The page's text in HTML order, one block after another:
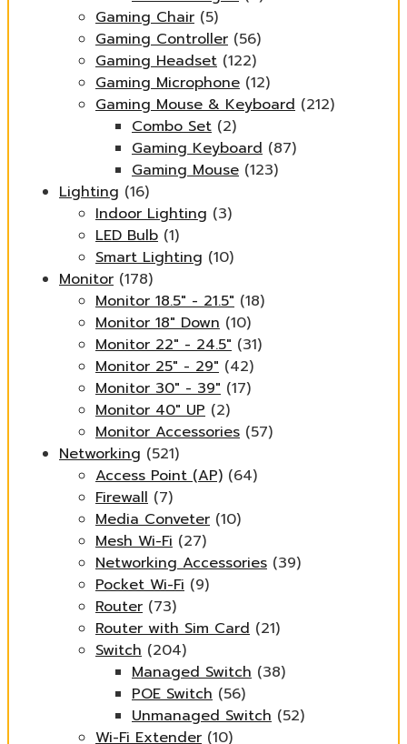
Gaming Chair (5)
Gaming Controller (56)
Gaming Headset (122)
Gaming Microphone (12)
Gaming Mouse & Keyboard (212)
Combo Set (2)
Gaming Keyboard (87)
Gaming Mouse (123)
Lighting (16)
Indoor Lighting (3)
LED Bulb (1)
Smart Lighting (10)
Monitor (178)
Monitor 18.5" - 21.5" (18)
Monitor 18" Down (10)
Monitor 22" - 24.5" (31)
Monitor 25" - 29" (42)
Monitor 30" - 39" (17)
Monitor 40" UP (2)
Monitor Accessories (57)
Networking (521)
Access Point (AP) (64)
Firewall (7)
Media Conveter (10)
Mesh Wi-Fi (27)
Networking Accessories (39)
Pocket Wi-Fi (9)
Router (73)
Router with Sim Card (21)
Switch (204)
Managed Switch (38)
POE Switch (56)
Unmanaged Switch (52)
Wi-Fi Extender (10)